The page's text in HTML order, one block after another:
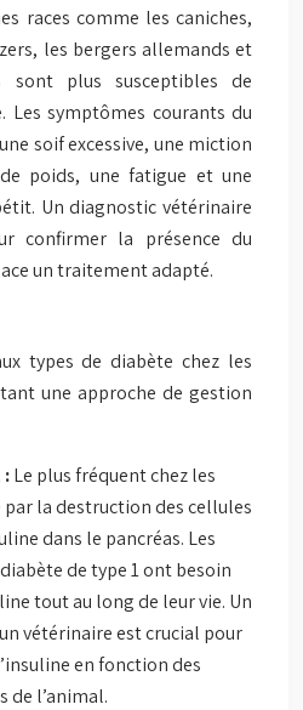
races comme les caniches,
les bergers allemands et
sont plus susceptibles de
Les symptômes courants du
soif excessive, une miction
poids, une fatigue et une
Un diagnostic vétérinaire
confirmer la présence du
un traitement adapté.
types de diabète chez les
une approche de gestion
:Le plus fréquent chez les
par la destruction des cellules
dans le pancréas. Les
de type 1 ont besoin
tout au long de leur vie. Un
vétérinaire est crucial pour
en fonction des
de l’animal.